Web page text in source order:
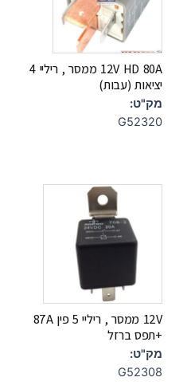
12V HD 80A ממסר , ריליי 4
יציאות (עבות)
מק"ט:
G52320
12V ממסר , ריליי 5 פין 87A
+תפס ברזל
מק"ט:
G52308